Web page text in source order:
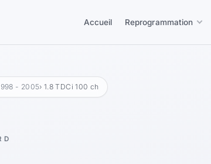
Accueil Reprogrammation
- 2005› 1.8 TDCi 100 ch